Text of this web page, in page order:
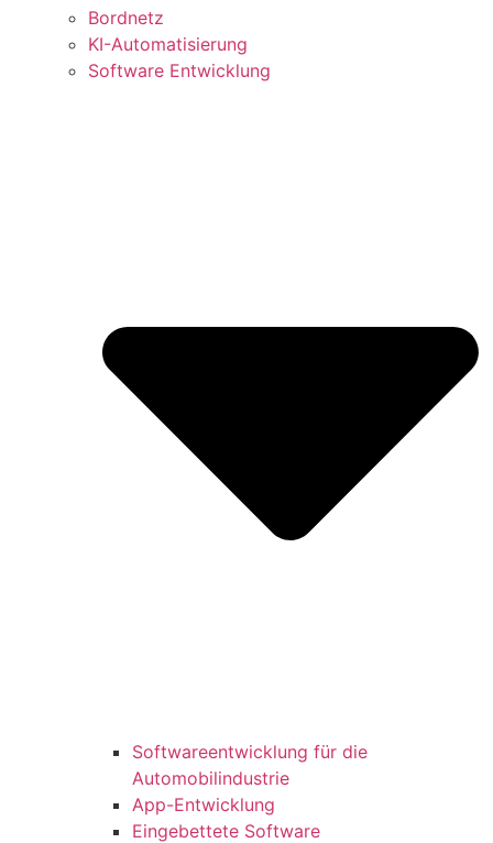
Bordnetz
KI-Automatisierung
Software Entwicklung
Softwareentwicklung für die
Automobilindustrie
App-Entwicklung
Eingebettete Software